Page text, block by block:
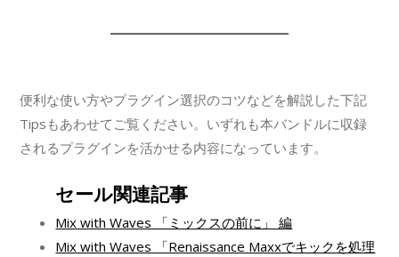
便利な使い方やプラグイン選択のコツなどを解説した下記
Tipsもあわせてご覧ください。いずれも本バンドルに収録
されるプラグインを活かせる内容になっています。
セール関連記事
Mix with Waves 「ミックスの前に」 編
Mix with Waves 「Renaissance Maxxでキックを処理